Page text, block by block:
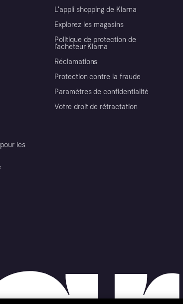
les
L'appli shopping de Klarna
Explorez les magasins
Politique de protection de
l’acheteur Klarna
Réclamations
Protection contre la fraude
Paramètres de confidentialité
Votre droit de rétractation